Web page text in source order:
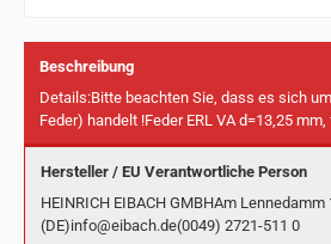
Beschreibung
Details:Bitte beachten Sie, dass es sich
Feder) handelt !Feder ERL VA d=13,25
Hersteller / EU Verantwortliche Person
HEINRICH EIBACH GMBHAm
(DE)info@eibach.de(0049) 2721-511 0